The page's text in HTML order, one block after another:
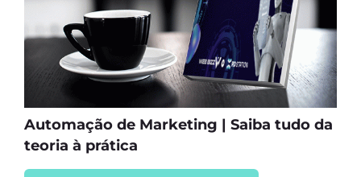
Automação de Marketing | Saiba tudo da
teoria à prática